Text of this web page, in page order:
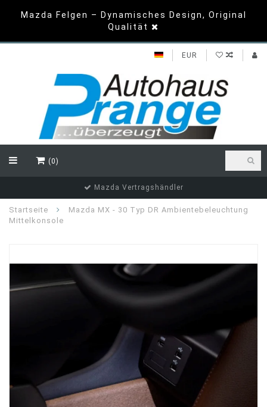
Mazda Felgen – Dynamisches Design, Original
Qualität
EUR
(0)
Top Bewertungen
Startseite
Mazda MX - 30 Typ DR Ambientebeleuchtung
Mittelkonsole